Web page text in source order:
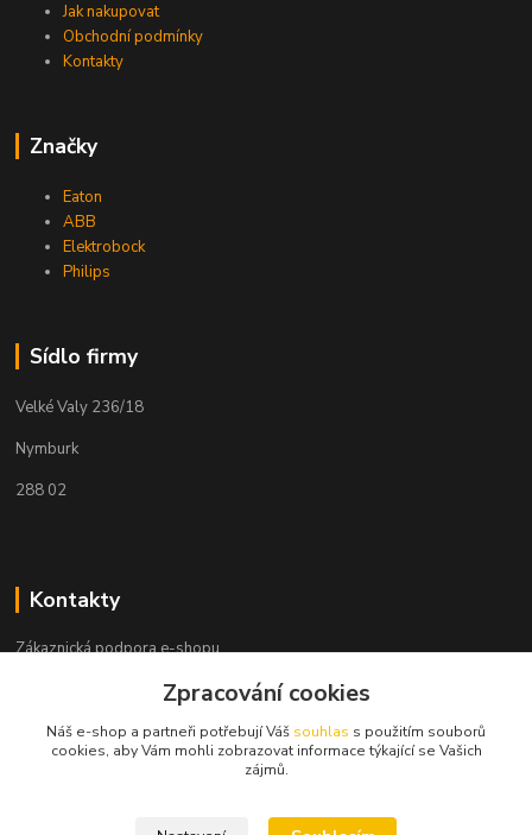
Jak nakupovat
Obchodní podmínky
Kontakty
Značky
Eaton
ABB
Elektrobock
Philips
Sídlo firmy
Velké Valy 236/18
Nymburk
288 02
Kontakty
Zákaznická podpora e-shopu
info@elektronymburk.cz
Zpracování cookies
Náš e-shop a partneři potřebují Váš souhlas s použitím souborů
cookies, aby Vám mohli zobrazovat informace týkající se Vašich
zájmů.